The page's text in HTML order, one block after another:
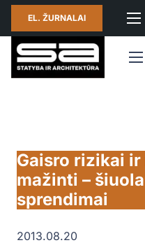
EL. ŽURNALAI
Gaisro rizikai
mažinti –
sprendimai
2013.08.20